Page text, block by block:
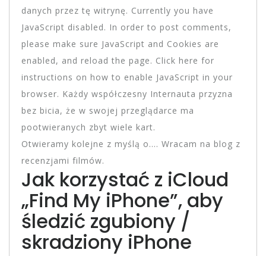
danych przez tę witrynę. Currently you have
JavaScript disabled. In order to post comments,
please make sure JavaScript and Cookies are
enabled, and reload the page. Click here for
instructions on how to enable JavaScript in your
browser. Każdy współczesny Internauta przyzna
bez bicia, że w swojej przeglądarce ma
pootwieranych zbyt wiele kart.
Otwieramy kolejne z myślą o…. Wracam na blog z
recenzjami filmów.
Jak korzystać z iCloud
„Find My iPhone”, aby
śledzić zgubiony /
skradziony iPhone